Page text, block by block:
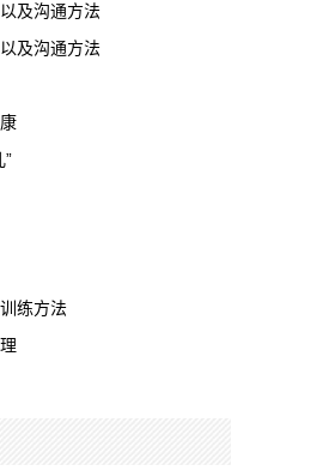
及沟通方法
及沟通方法
练方法